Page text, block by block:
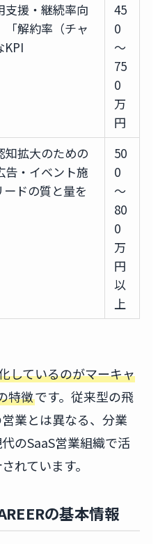
支援・継続率向
「解約率（チャ
KPI
45
0
〜
75
0
万
円
知拡大のための
告・イベント施
ドの質と量を
50
0
〜
80
0
万
円
以
上
しているのがマーキャ
特徴です。従来型の飛
業とは異なる、分業
のSaaS営業組織で活
れています。
の基本情報